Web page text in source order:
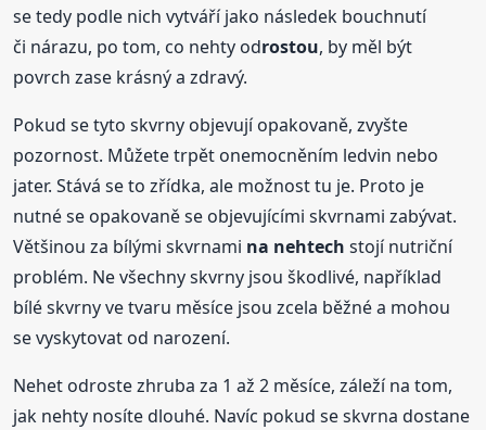
se tedy podle nich vytváří jako následek bouchnutí
či nárazu, po tom, co nehty odrostou, by měl být
povrch zase krásný a zdravý.
Pokud se tyto skvrny objevují opakovaně, zvyšte
pozornost. Můžete trpět onemocněním ledvin nebo
jater. Stává se to zřídka, ale možnost tu je. Proto je
nutné se opakovaně se objevujícími skvrnami zabývat.
Většinou za bílými skvrnami na nehtech stojí nutriční
problém. Ne všechny skvrny jsou škodlivé, například
bílé skvrny ve tvaru měsíce jsou zcela běžné a mohou
se vyskytovat od narození.
Nehet odroste zhruba za 1 až 2 měsíce, záleží na tom,
jak nehty nosíte dlouhé. Navíc pokud se skvrna dostane